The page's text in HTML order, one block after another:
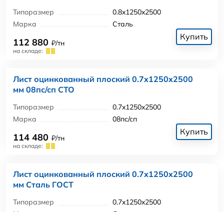
Типоразмер
0.8x1250x2500
Марка
Сталь
112 880 ₽/тн
на складе:
Купить
Лист оцинкованный плоский 0.7x1250x2500
мм 08пс/сп СТО
Типоразмер
0.7x1250x2500
Марка
08пс/сп
114 480 ₽/тн
на складе:
Купить
Лист оцинкованный плоский 0.7x1250x2500
мм Сталь ГОСТ
Типоразмер
0.7x1250x2500